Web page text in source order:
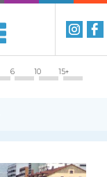
6 10 15+